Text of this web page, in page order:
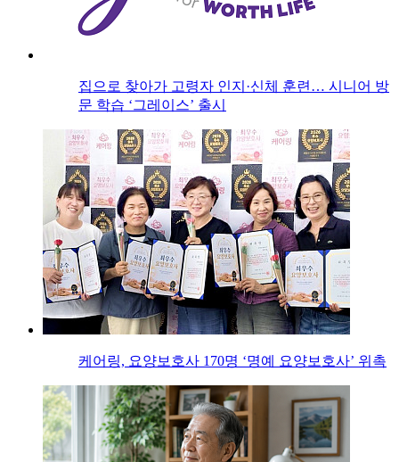
집으로 찾아가 고령자 인지·신체 훈련… 시니어 방
문 학습 ‘그레이스’ 출시
케어링, 요양보호사 170명 ‘명예 요양보호사’ 위촉